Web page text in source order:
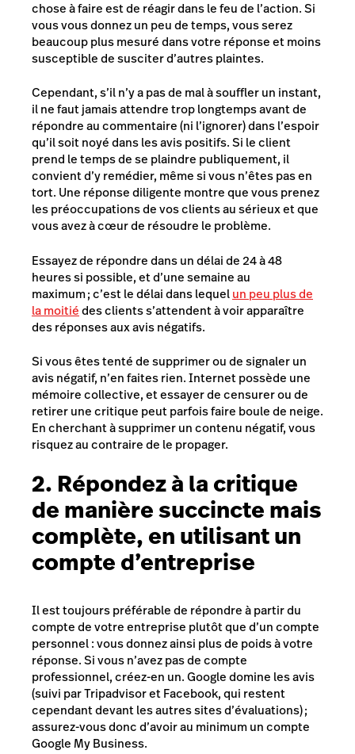
chose à faire est de réagir dans le feu de l’action. Si
vous vous donnez un peu de temps, vous serez
beaucoup plus mesuré dans votre réponse et moins
susceptible de susciter d’autres plaintes.
Cependant, s’il n’y a pas de mal à souffler un instant,
il ne faut jamais attendre trop longtemps avant de
répondre au commentaire (ni l’ignorer) dans l’espoir
qu’il soit noyé dans les avis positifs. Si le client
prend le temps de se plaindre publiquement, il
convient d’y remédier, même si vous n’êtes pas en
tort. Une réponse diligente montre que vous prenez
les préoccupations de vos clients au sérieux et que
vous avez à cœur de résoudre le problème.
Essayez de répondre dans un délai de 24 à 48
heures si possible, et d’une semaine au
maximum ;c’est le délai dans lequelun peu plus de
la moitiédes clients s’attendent à voir apparaître
des réponses aux avis négatifs.
Si vous êtes tenté de supprimer ou de signaler un
avis négatif, n’en faites rien. Internet possède une
mémoire collective, et essayer de censurer ou de
retirer une critique peut parfois faire boule de neige.
En cherchant à supprimer un contenu négatif, vous
risquez au contraire de le propager.
2. Répondez à la critique
de manière succincte mais
complète, en utilisant un
compte d’entreprise
Il est toujours préférable de répondre à partir du
compte de votre entreprise plutôt que d’un compte
personnel : vous donnez ainsi plus de poids à votre
réponse. Si vous n’avez pas de compte
professionnel, créez-en un.Googledomine les avis
(suivi par Tripadvisor et Facebook, qui restent
cependant devant les autres sites d’évaluations) ;
assurez-vous donc d’avoir au minimum un compte
Google My Business.